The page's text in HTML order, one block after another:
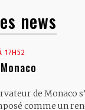
news
17H52
de Monaco
comme un